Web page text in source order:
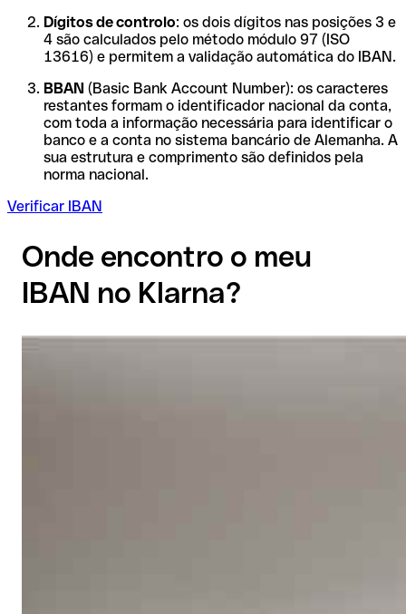
Dígitos de controlo: os dois dígitos nas posições 3 e
4 são calculados pelo método módulo 97 (ISO
13616) e permitem a validação automática do IBAN.
BBAN (Basic Bank Account Number): os caracteres
restantes formam o identificador nacional da conta,
com toda a informação necessária para identificar o
banco e a conta no sistema bancário de Alemanha. A
sua estrutura e comprimento são definidos pela
norma nacional.
Verificar IBAN
Onde encontro o meu
IBAN no Klarna?